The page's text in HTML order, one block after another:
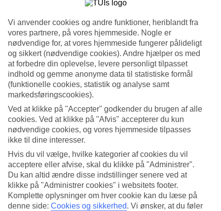
New York
7/19
New York
8/19
San Diego.
9/19
Key West, Florida
10/19
Vi anvender cookies og andre funktioner, heriblandt fra
vores partnere, på vores hjemmeside. Nogle er
nødvendige for, at vores hjemmeside fungerer pålideligt
og sikkert (nødvendige cookies). Andre hjælper os med
at forbedre din oplevelse, levere personligt tilpasset
indhold og gemme anonyme data til statistiske formål
(funktionelle cookies, statistik og analyse samt
markedsføringscookies).
Ved at klikke på "Accepter" godkender du brugen af alle
cookies. Ved at klikke på "Afvis" accepterer du kun
nødvendige cookies, og vores hjemmeside tilpasses
ikke til dine interesser.
Hvis du vil vælge, hvilke kategorier af cookies du vil
acceptere eller afvise, skal du klikke på "Administrer".
Du kan altid ændre disse indstillinger senere ved at
klikke på "Administrer cookies" i websitets footer.
Komplette oplysninger om hver cookie kan du læse på
denne side: Cookies og sikkerhed. Vi ønsker, at du føler